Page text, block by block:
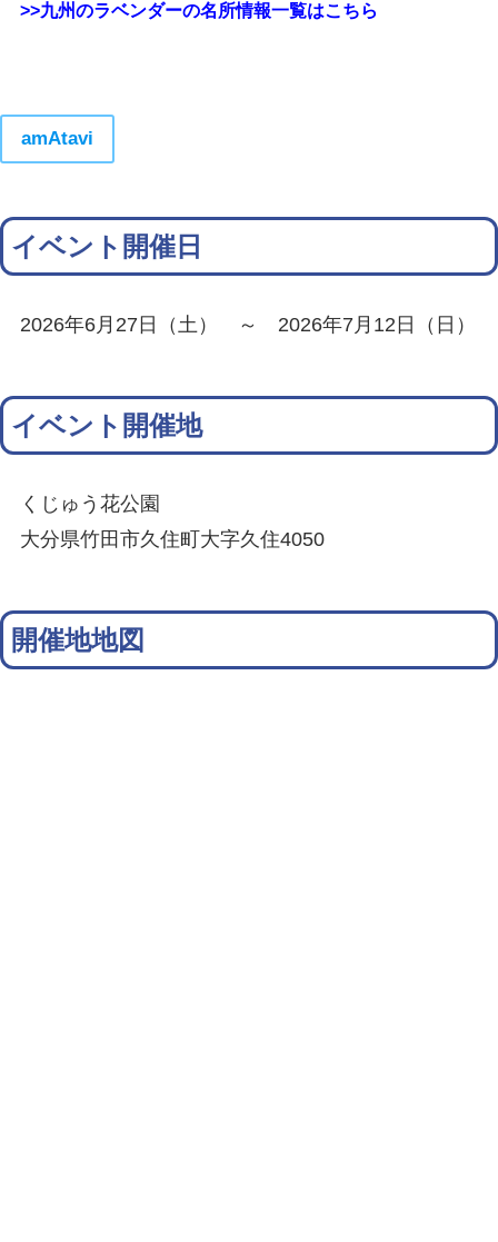
>>九州のラベンダーの名所情報一覧はこちら
amAtavi
イベント開催日
2026年6月27日（土） ～ 2026年7月12日（日）
イベント開催地
くじゅう花公園
大分県竹田市久住町大字久住4050
開催地地図